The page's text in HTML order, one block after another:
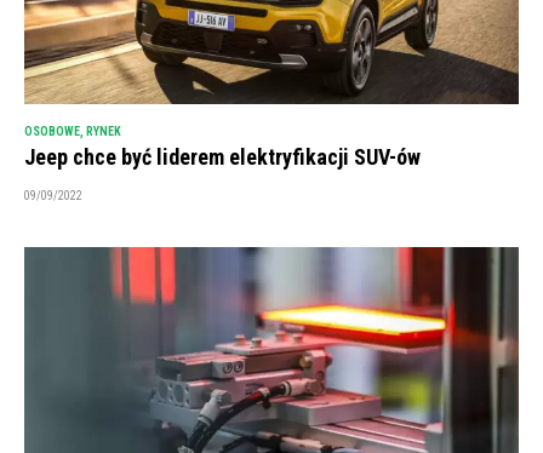
OSOBOWE RYNEK
Jeep chce być liderem elektryfikacji SUV-ów
09/09/2022